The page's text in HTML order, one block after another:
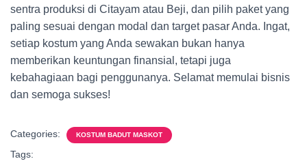
sentra produksi di Citayam atau Beji, dan pilih paket yang
paling sesuai dengan modal dan target pasar Anda. Ingat,
setiap kostum yang Anda sewakan bukan hanya
memberikan keuntungan finansial, tetapi juga
kebahagiaan bagi penggunanya. Selamat memulai bisnis
dan semoga sukses!
Categories: KOSTUM BADUT MASKOT
Tags: